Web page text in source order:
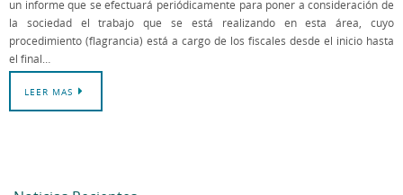
un informe que se efectuará periódicamente para poner a consideración de
la sociedad el trabajo que se está realizando en esta área, cuyo
procedimiento (flagrancia) está a cargo de los fiscales desde el inicio hasta
el final…
LEER MAS